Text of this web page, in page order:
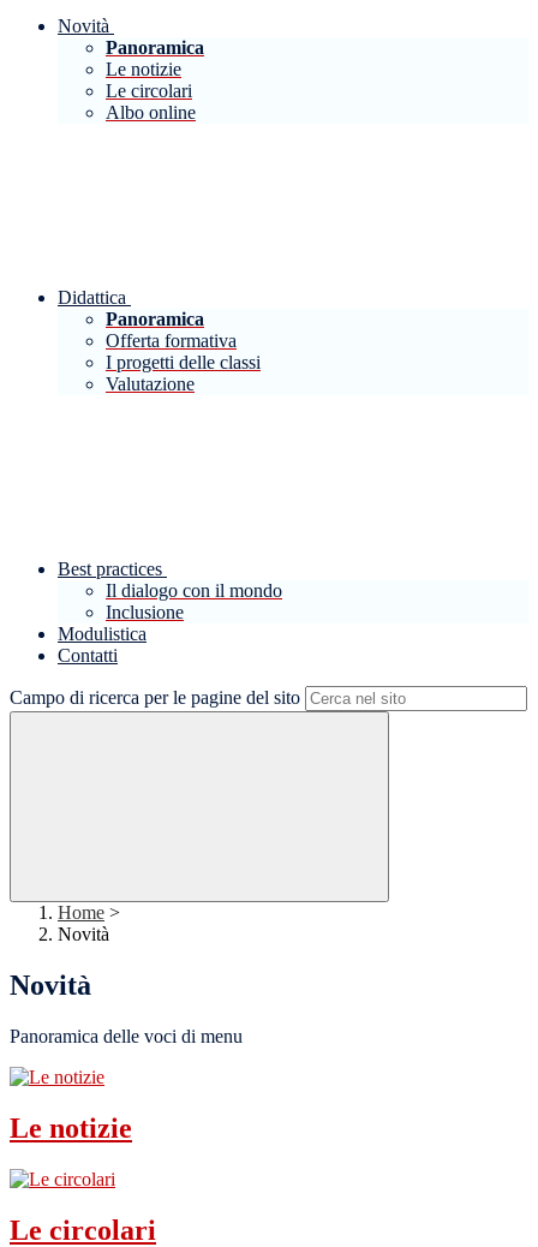
Novità
Panoramica
Le notizie
Le circolari
Albo online
Didattica
Panoramica
Offerta formativa
I progetti delle classi
Valutazione
Best practices
Il dialogo con il mondo
Inclusione
Modulistica
Contatti
Campo di ricerca per le pagine del sito
Home >
Novità
Novità
Panoramica delle voci di menu
Le notizie
Le circolari